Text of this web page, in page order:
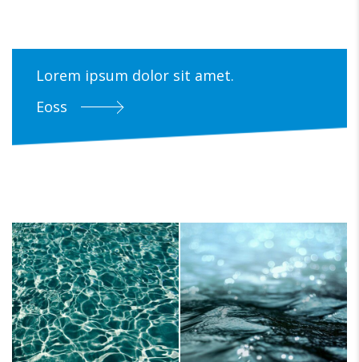
Lorem ipsum dolor sit amet.
Eoss